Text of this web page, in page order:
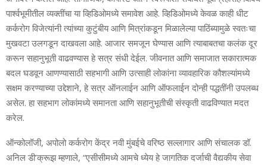
पार्श्वभूमीतील व्यक्तींचा या व्हिडिओमध्ये समावेश आहे. व्हिडिओमध्ये केवळ काही धीट
कर्करोग विजेत्यांनी त्यांच्या कुटुंबीय आणि मित्रांकडून मिळालेल्या पाठिंब्यामुळे स्वतःचा
मुखवटा उलगडून दाखवला आहे. आजार समजून घेण्यास आणि त्याबाबतचा कलंक दूर
करून सहानुभूती वाढवण्यास हे सत्र संधी देईल. जीवनात आणि समाजात सकारात्मक
बदल घडवून आणण्यासाठी सहभागी आणि उत्साही लोकांना व्यावहारिक कौशल्यांमध्ये
सक्षम करण्याच्या उद्देशाने, हे सत्र ऑनलाईन आणि ऑफलाईन दोन्ही पद्धतींनी उपलब्ध
असेल. हा सहभाग लोकांमध्ये समानता आणि सहानुभूतीची संस्कृती वाढविण्यात मदत
करेल.
ऑन्कोलॉजी, अपोलो कर्करोग केंद्र नवी मुंबईचे वरिष्ठ सल्लागार आणि संचालक डॉ.
अनिल डी’क्रूझ म्हणाले, “एसीसीमध्ये आमचे ध्येय हे जागतिक दर्जाची वैद्यकीय सेवा